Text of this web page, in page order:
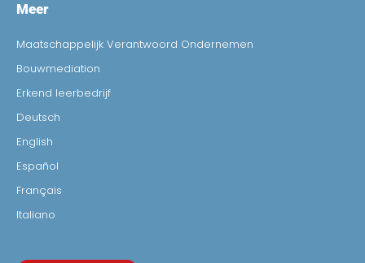
Meer
Maatschappelijk Verantwoord Ondernemen
Bouwmediation
Erkend leerbedrijf
Deutsch
English
Español
Français
Italiano